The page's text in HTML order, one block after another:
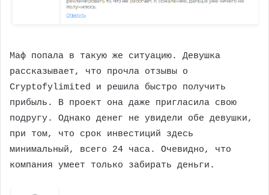
Маф попала в такую же ситуацию. Девушка
рассказывает, что прочла отзывы о
Cryptofylimited и решила быстро получить
прибыль. В проект она даже пригласила свою
подругу. Однако денег не увидели обе девушки,
при том, что срок инвестиций здесь
минимальный, всего 24 часа. Очевидно, что
компания умеет только забирать деньги.